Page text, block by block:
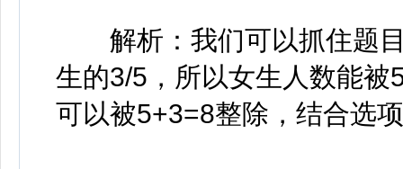
解析：我们可以抓住题
生的3/5，所以女生人数能
可以被5+3=8整除，结合选